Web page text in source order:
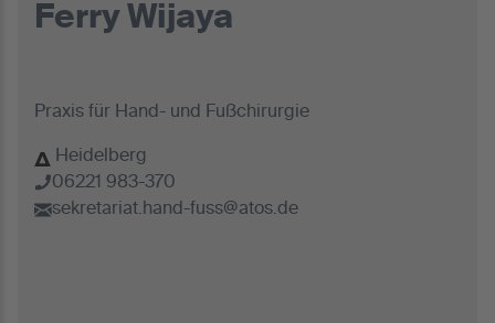
Ferry Wijaya
Praxis für Hand- und Fußchirurgie
Heidelberg
06221 983-370
sekretariat.hand-fuss@atos.de